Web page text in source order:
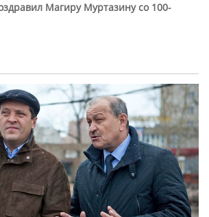
Магиру Муртазину со 100-